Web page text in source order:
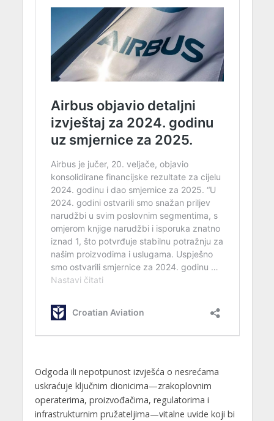
Odgoda ili nepotpunost izvješća o nesrećama
uskraćuje ključnim dionicima—zrakoplovnim
operaterima, proizvođačima, regulatorima i
infrastrukturnim pružateljima—vitalne uvide koji bi